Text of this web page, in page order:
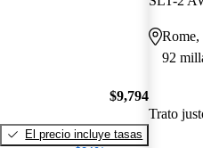
$9,794
El precio incluye tasas
92
Trato